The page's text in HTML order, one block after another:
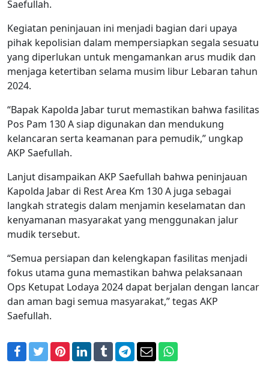
Saefullah.
Kegiatan peninjauan ini menjadi bagian dari upaya
pihak kepolisian dalam mempersiapkan segala sesuatu
yang diperlukan untuk mengamankan arus mudik dan
menjaga ketertiban selama musim libur Lebaran tahun
2024.
“Bapak Kapolda Jabar turut memastikan bahwa fasilitas
Pos Pam 130 A siap digunakan dan mendukung
kelancaran serta keamanan para pemudik,” ungkap
AKP Saefullah.
Lanjut disampaikan AKP Saefullah bahwa peninjauan
Kapolda Jabar di Rest Area Km 130 A juga sebagai
langkah strategis dalam menjamin keselamatan dan
kenyamanan masyarakat yang menggunakan jalur
mudik tersebut.
“Semua persiapan dan kelengkapan fasilitas menjadi
fokus utama guna memastikan bahwa pelaksanaan
Ops Ketupat Lodaya 2024 dapat berjalan dengan lancar
dan aman bagi semua masyarakat,” tegas AKP
Saefullah.
Facebook
TwitterPinterest
LinkedIn
TumblrTelegram
EmailWhatsApp